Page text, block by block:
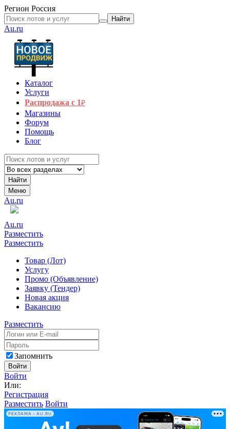
Регион Россия
Найти
Au.ru
Каталог
Услуги
Распродажа с 1₽
Магазины
Форум
Помощь
Блог
Найти
Меню
Au.ru
Au.ru
Разместить
Разместить
Товар (Лот)
Услугу
Промо (Объявление)
Заявку (Тендер)
Новая акция
Вакансию
Разместить
Запомнить
Войти
Войти
Или:
Регистрация
Разместить Войти
РЕКЛАМА • AU.RU